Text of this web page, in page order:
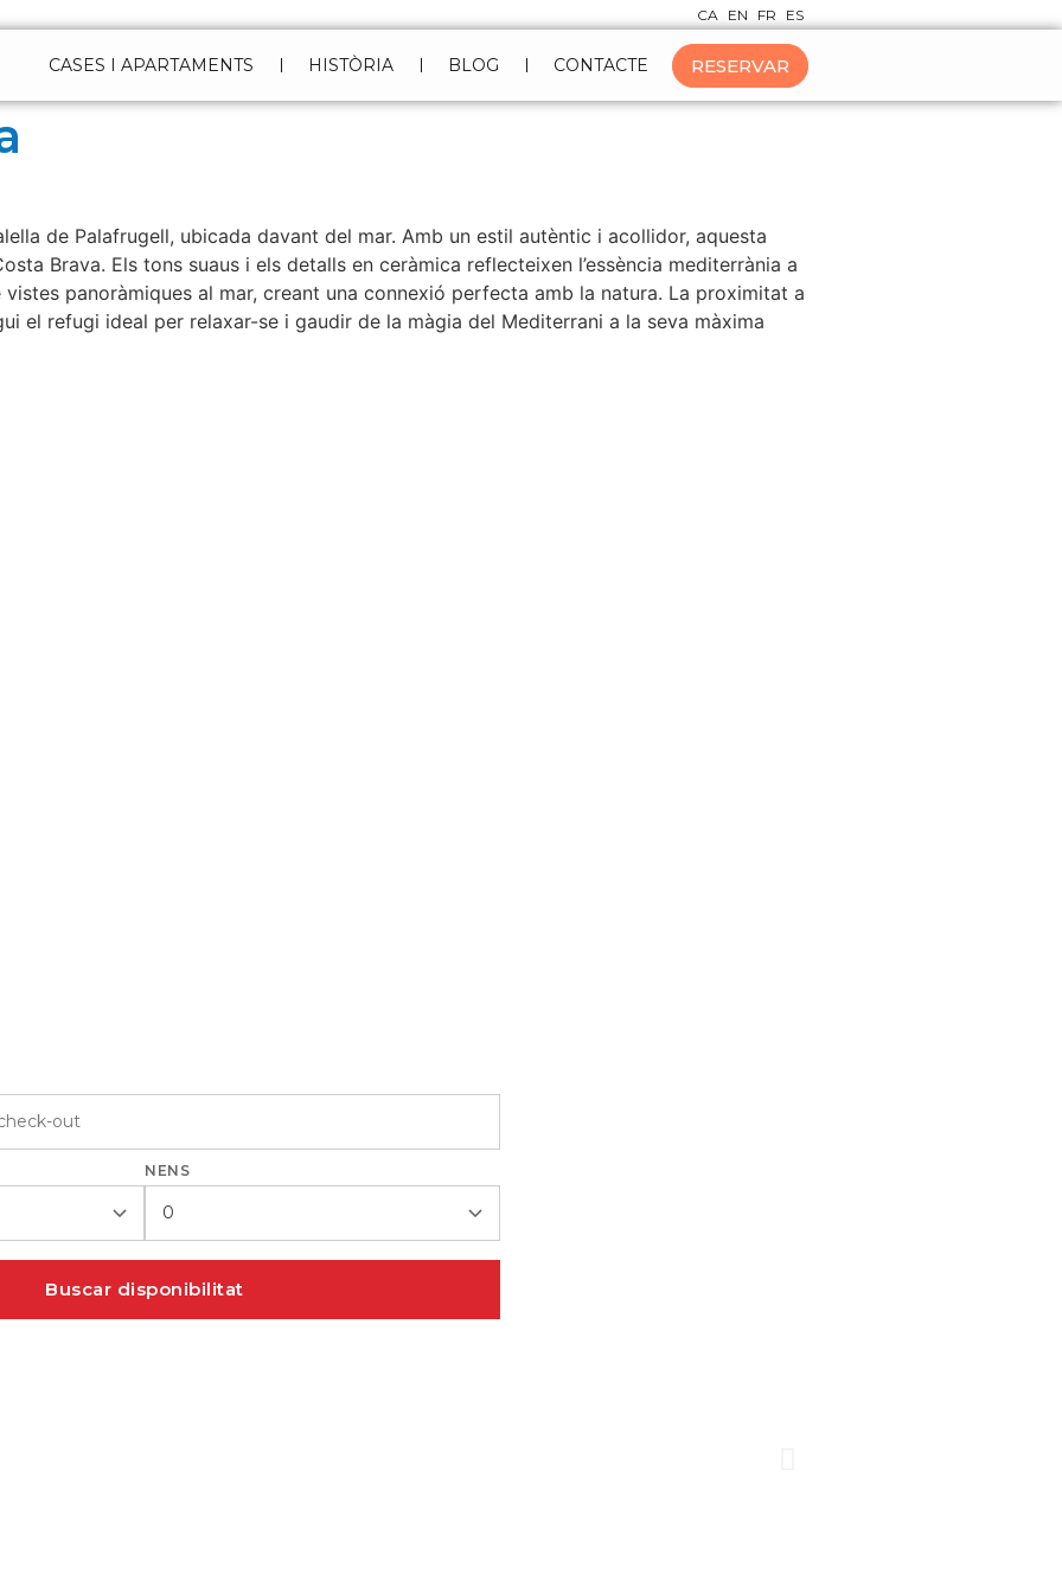
CA EN FR ES
CASES I APARTAMENTS HISTÒRIA BLOG CONTACTE RESERVAR
de Palafrugell, ubicada davant del mar. Amb un estil autèntic i acollidor, aquesta
Brava. Els tons suaus i els detalls en ceràmica reflecteixen l’essència mediterrània a
panoràmiques al mar, creant una connexió perfecta amb la natura. La proximitat a
el refugi ideal per relaxar-se i gaudir de la màgia del Mediterrani a la seva màxima
NENS
Buscar disponibilitat